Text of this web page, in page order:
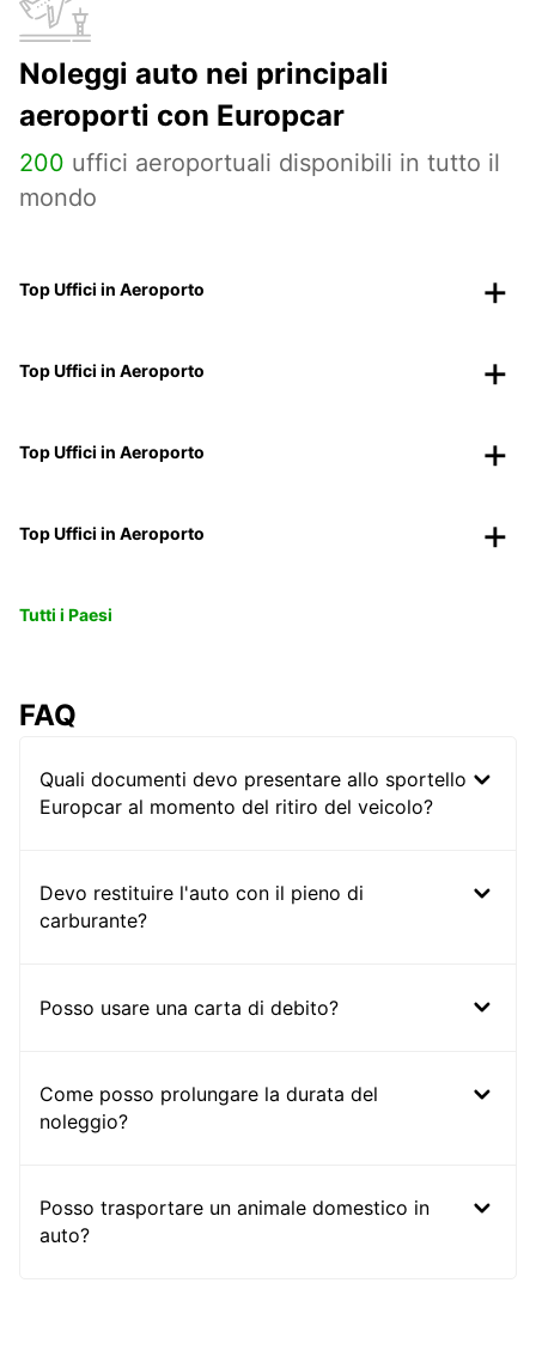
Noleggi auto nei principali
aeroporti con Europcar
200 uffici aeroportuali disponibili in tutto il
mondo
Top Uffici in Aeroporto
Top Uffici in Aeroporto
Top Uffici in Aeroporto
Top Uffici in Aeroporto
Tutti i Paesi
FAQ
Quali documenti devo presentare allo sportello
Europcar al momento del ritiro del veicolo?
Devo restituire l'auto con il pieno di
carburante?
Posso usare una carta di debito?
Come posso prolungare la durata del
noleggio?
Posso trasportare un animale domestico in
auto?